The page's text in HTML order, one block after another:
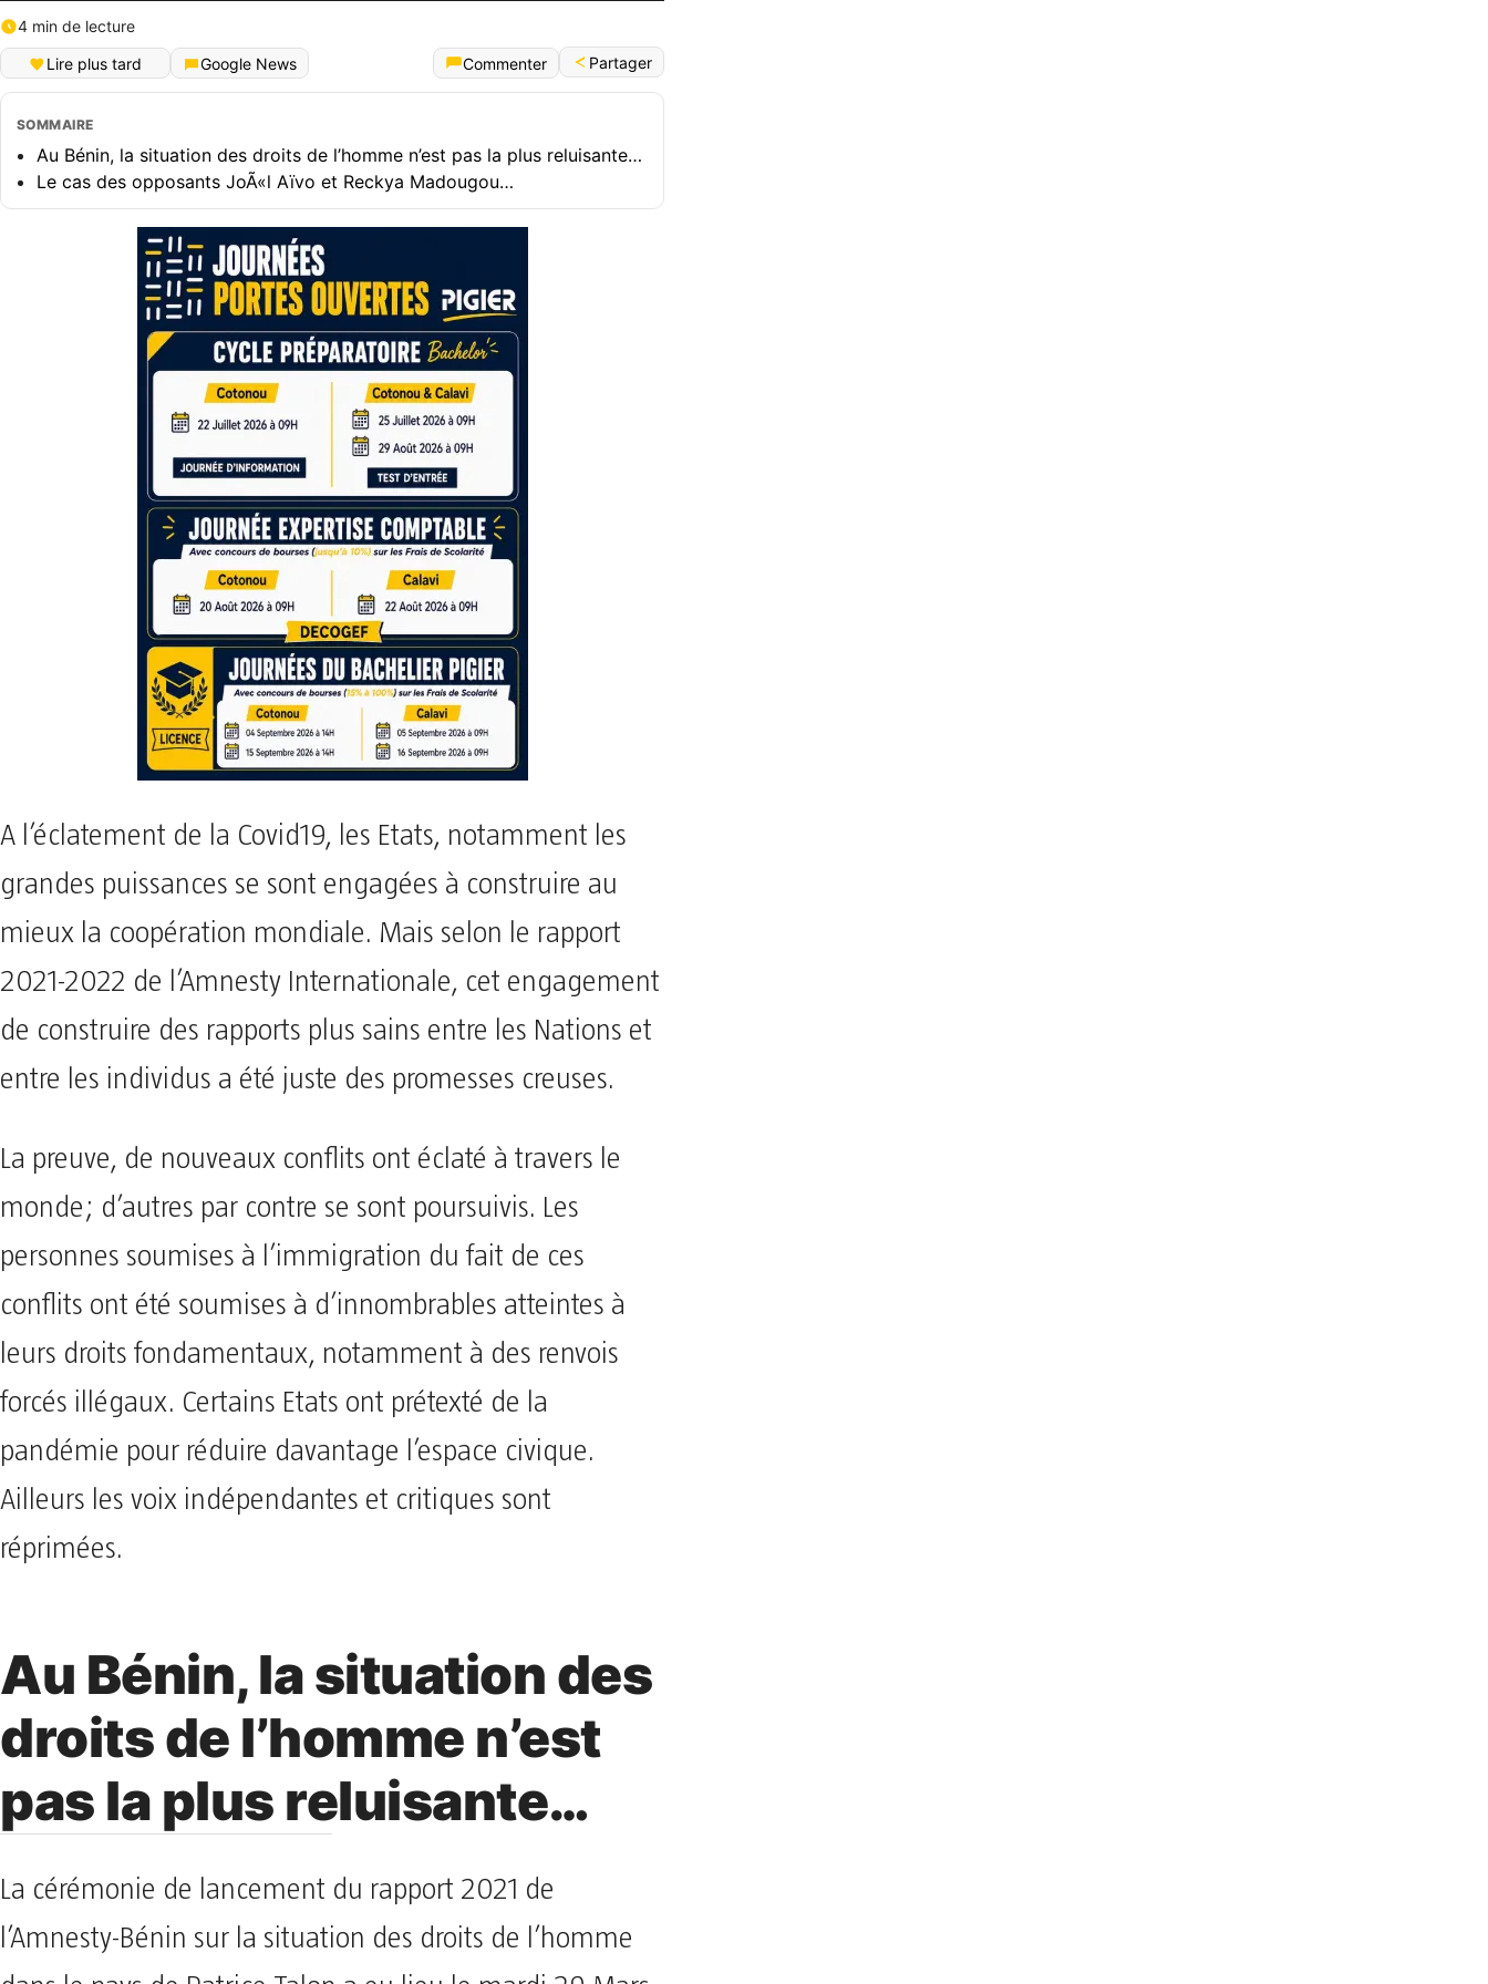
4 min de lecture
Lire plus tard
Google News Commenter Partager
SOMMAIRE
Au Bénin, la situation des droits de l’homme n’est pas la plus reluisante…
Le cas des opposants JoÃ«l Aïvo et Reckya Madougou…
A l’éclatement de la Covid19, les Etats, notamment les
grandes puissances se sont engagées à construire au
mieux la coopération mondiale. Mais selon le rapport
2021-2022 de l’Amnesty Internationale, cet engagement
de construire des rapports plus sains entre les Nations et
entre les individus a été juste des promesses creuses.
La preuve, de nouveaux conflits ont éclaté à travers le
monde; d’autres par contre se sont poursuivis. Les
personnes soumises à l’immigration du fait de ces
conflits ont été soumises à d’innombrables atteintes à
leurs droits fondamentaux, notamment à des renvois
forcés illégaux. Certains Etats ont prétexté de la
pandémie pour réduire davantage l’espace civique.
Ailleurs les voix indépendantes et critiques sont
réprimées.
Au Bénin, la situation des
droits de l’homme n’est
pas la plus reluisante…
La cérémonie de lancement du rapport 2021 de
l’Amnesty-Bénin sur la situation des droits de l’homme